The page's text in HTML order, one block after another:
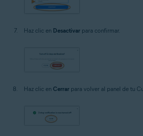
Haz clic en Desactivar para confirmar.
Haz clic en Cerrar para volver al panel de tu